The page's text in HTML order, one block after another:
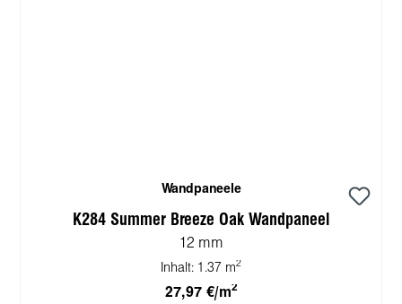
Wandpaneele
K284 Summer Breeze Oak Wandpaneel
12 mm
Inhalt: 1.37 m2
27,97 €/m2